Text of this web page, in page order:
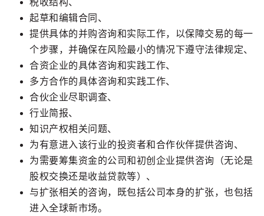
起草和编辑合同、
提供具体的并购咨询和实际工作，以保障交易的每一
个步骤，并确保在风险最小的情况下遵守法律规定、
合资企业的具体咨询和实践工作、
多方合作的具体咨询和实践工作、
合伙企业尽职调查、
行业简报、
知识产权相关问题、
为有意进入该行业的投资者和合作伙伴提供咨询、
为需要筹集资金的公司和初创企业提供咨询（无论是
股权交换还是收益贷款等）、
与扩张相关的咨询，既包括公司本身的扩张，也包括
进入全球新市场。